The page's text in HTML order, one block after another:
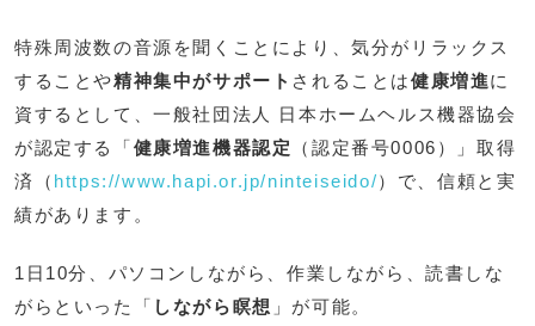
特殊周波数の音源を聞くことにより、気分がリラックス
することや精神集中がサポート されることは健康増進に
資するとして、一般社団法人 日本ホームヘルス機器協会
が認定する「健康増進機器認定
（認定番号0006）」取得
済（ https://www.hapi.or.jp/ninteiseido/）で、信頼と実
績があります。
1日10分、パソコンしながら、作業しながら、読書しな
がらといった「 しながら瞑想 」が可能。